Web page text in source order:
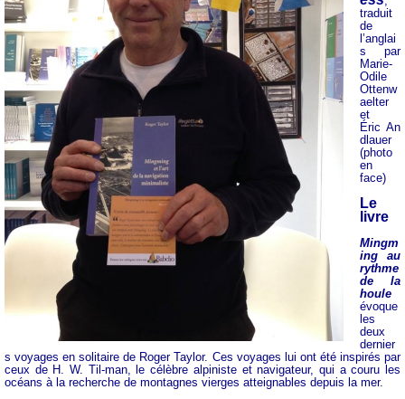
traduit
de
l’anglai
s par
Marie-
Odile
Ottenw
aelter
et
Éric An
dlauer
(photo
en
face)
Le
livre
Mingm
ing au
rythme
de la
houle
évoque
les
deux
dernier
s voyages en solitaire de Roger Taylor. Ces voyages lui ont été inspirés par
ceux de H. W. Til-man, le célèbre alpiniste et navigateur, qui a couru les
océans à la recherche de montagnes vierges atteignables depuis la mer.